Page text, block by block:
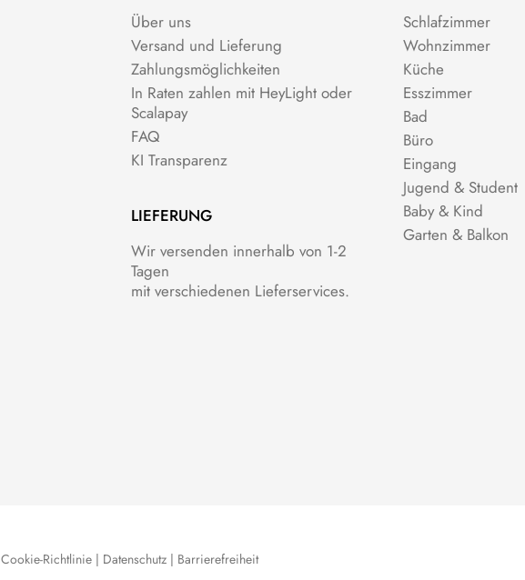
Über uns
Versand und Lieferung
Zahlungsmöglichkeiten
In Raten zahlen mit HeyLight oder
Scalapay
FAQ
KI Transparenz
LIEFERUNG
Wir versenden innerhalb von 1-2
Tagen
mit verschiedenen Lieferservices.
Schlafzimmer
Wohnzimmer
Küche
Esszimmer
Bad
Büro
Eingang
Jugend & Student
Baby & Kind
Garten & Balkon
Cookie-Richtlinie | Datenschutz | Barrierefreiheit